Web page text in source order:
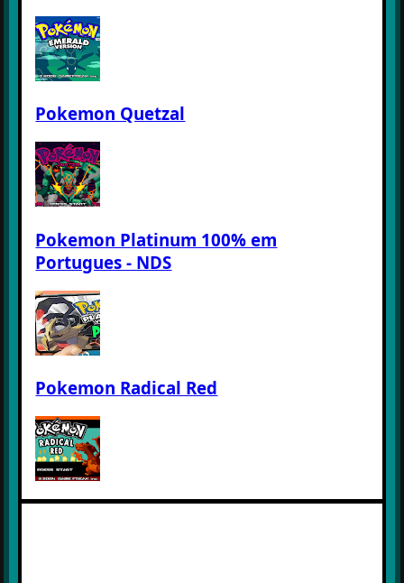
Pokemon Quetzal
Pokemon Platinum 100% em
Portugues - NDS
Pokemon Radical Red